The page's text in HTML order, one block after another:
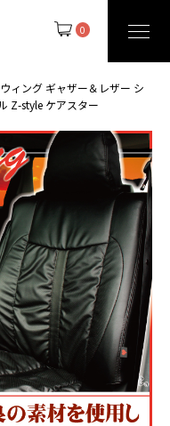
0
ィング ギャザー＆レザー シ
Z-style ケアスター